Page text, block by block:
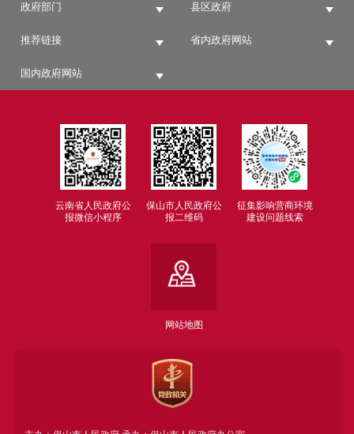
政府部门 县区政府
推荐链接 省内政府网站
国内政府网站
云南省人民政府公
报微信小程序
保山市人民政府公
报二维码
征集影响营商环境
建设问题线索
网站地图